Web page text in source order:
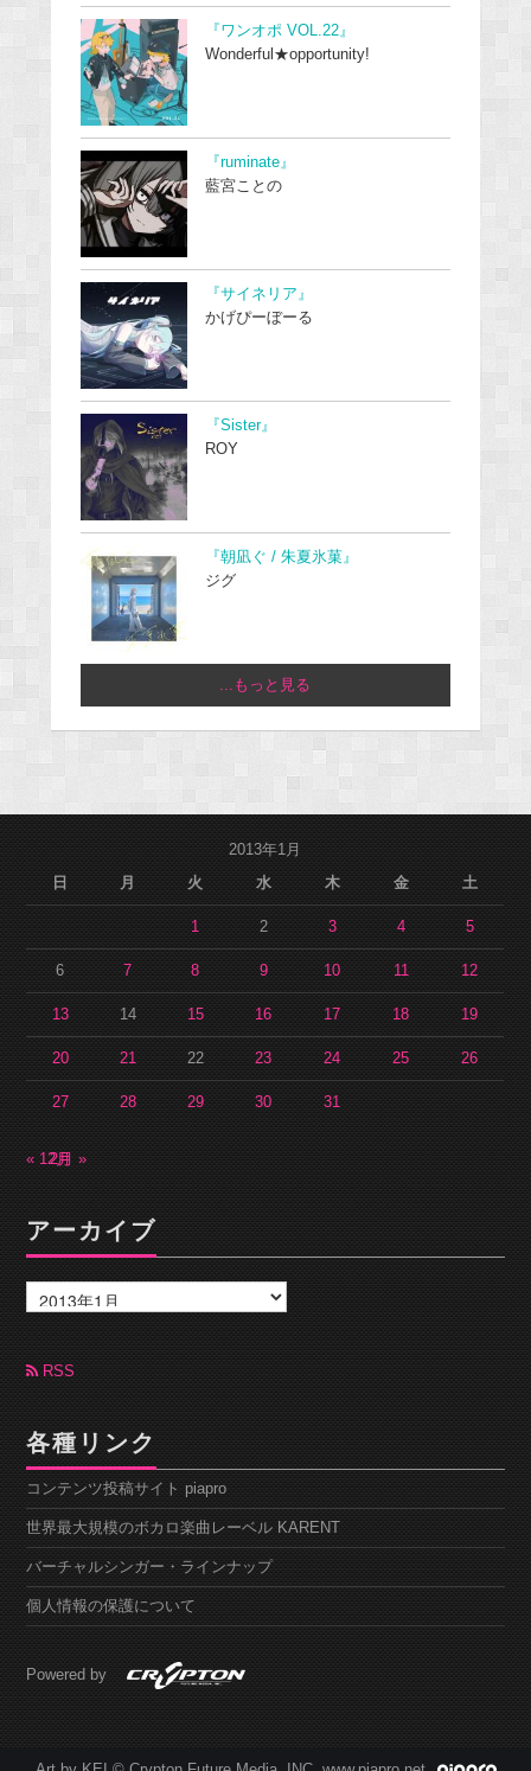
『ワンオポ VOL.22』
Wonderful★opportunity!
『ruminate』
藍宮ことの
『サイネリア』
かげぴーぼーる
『Sister』
ROY
『朝凪ぐ / 朱夏氷菓』
ジグ
...もっと見る
2013年1月
日
月 火 水 木 金 土
1 2 3 4 5
6 7 8 9 10 11 12
13 14 15 16 17 18 19
20 21 22 23 24 25 26
27 28 29 30 31
« 12月2月 »
アーカイブ
ー
カ
ブ RSS
各種リンク
コンテンツ投稿サイト piapro
世界最大規模のボカロ楽曲レーベル KARENT
バーチャルシンガー・ラインナップ
個人情報の保護について
Powered by